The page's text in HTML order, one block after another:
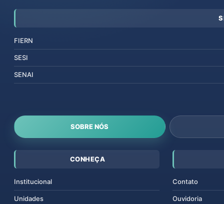
FIERN
SESI
SENAI
SOBRE NÓS
CONHEÇA
Institucional
Unidades
Contato
Ouvidoria